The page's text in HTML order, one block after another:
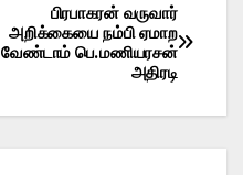
பிரபாகரன் வருவார்
அறிக்கையை நம்பி ஏமாற
வேண்டாம் பெ.மணியரசன்
அதிரடி